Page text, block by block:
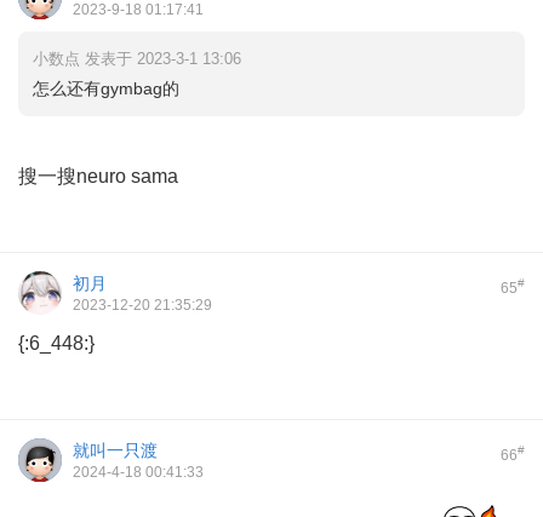
2023-9-18 01:17:41
小数点 发表于 2023-3-1 13:06
怎么还有gymbag的
搜一搜neuro sama
65#
初月
2023-12-20 21:35:29
{:6_448:}
66#
就叫一只渡
2024-4-18 00:41:33